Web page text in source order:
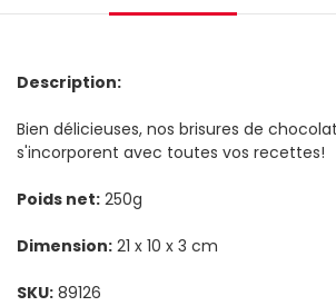
Description:
Bien délicieuses, nos brisures de
s'incorporent avec toutes vos recettes!
Poids net: 250g
Dimension: 21 x 10 x 3 cm
SKU: 89126